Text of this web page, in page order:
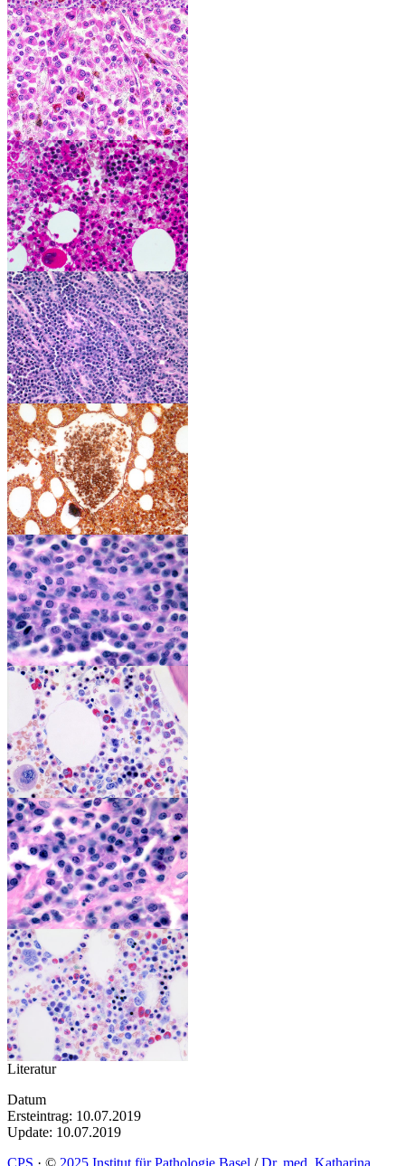
Literatur
Datum
Ersteintrag: 10.07.2019
Update: 10.07.2019
CPS · © 2025 Institut für Pathologie Basel /Dr. med. Katharina